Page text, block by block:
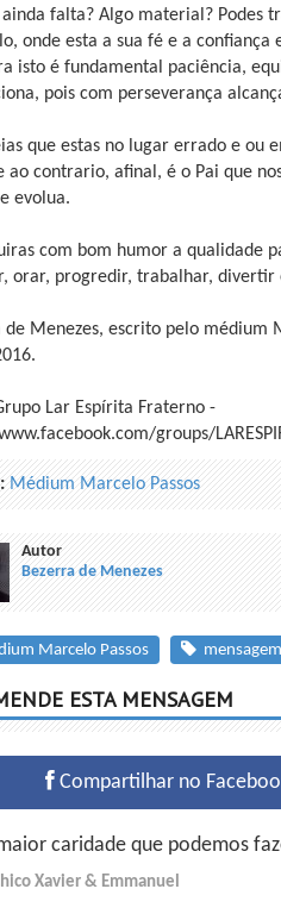
ainda falta? Algo material? Podes
onde esta a sua fé e a
isto é fundamental paciência,
pois com perseverança
que estas no lugar errado e ou
ao contrario, afinal, é o Pai que
evolua.
com bom humor a qualidade
orar, progredir, trabalhar, divertir
de Menezes, escrito pelo médium
Lar Espírita Fraterno -
groups/
Médium Marcelo Passos
Autor
Bezerra de Menezes
Marcelo Passos
ESTA MENSAGEM
Compartilhar no
caridade que podemos
Xavier & Emmanuel